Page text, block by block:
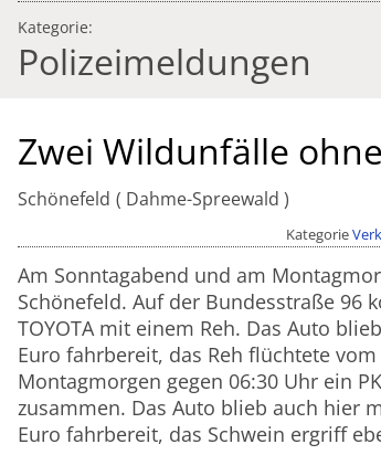
Kategorie:
Polizeimeldungen
Zwei Wildunfälle
Schönefeld Dahme-Spreewald
Kategorie
Am Sonntagabend und am
Schönefeld. Auf der Bundesstraße 96
TOYOTA mit einem Reh. Das Auto
Euro fahrbereit, das Reh flüchtete
Montagmorgen gegen 06:30 Uhr ein
zusammen. Das Auto blieb auch hier
Euro fahrbereit, das Schwein ergriff